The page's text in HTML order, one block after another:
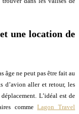
une location de
âge ne peut pas être fait au
d’avion aller et retour, les
L’idéal est de
commeLagon Travel